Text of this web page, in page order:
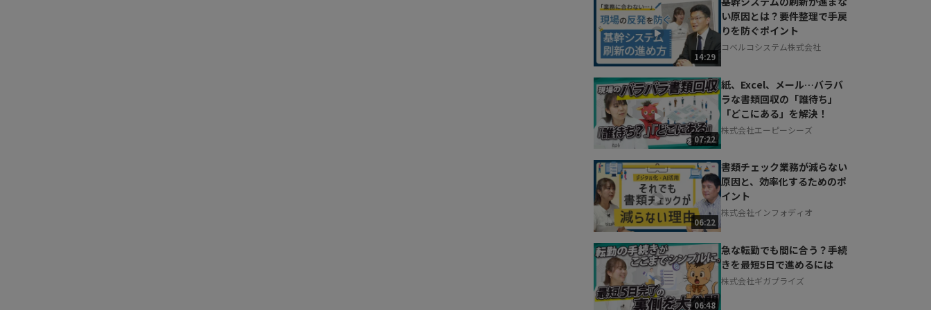
14:29
い原因とは？要件整理で手戻
りを防ぐポイント
コベルコシステム株式会社
07:22
紙、Excel、メール…バラバ
ラな書類回収の「誰待ち」
「どこにある」を解決！
株式会社エーピーシーズ
06:22
書類チェック業務が減らない
原因と、効率化するためのポ
イント
株式会社インフォディオ
06:48
急な転勤でも間に合う？手続
きを最短5日で進めるには
株式会社ギガプライズ